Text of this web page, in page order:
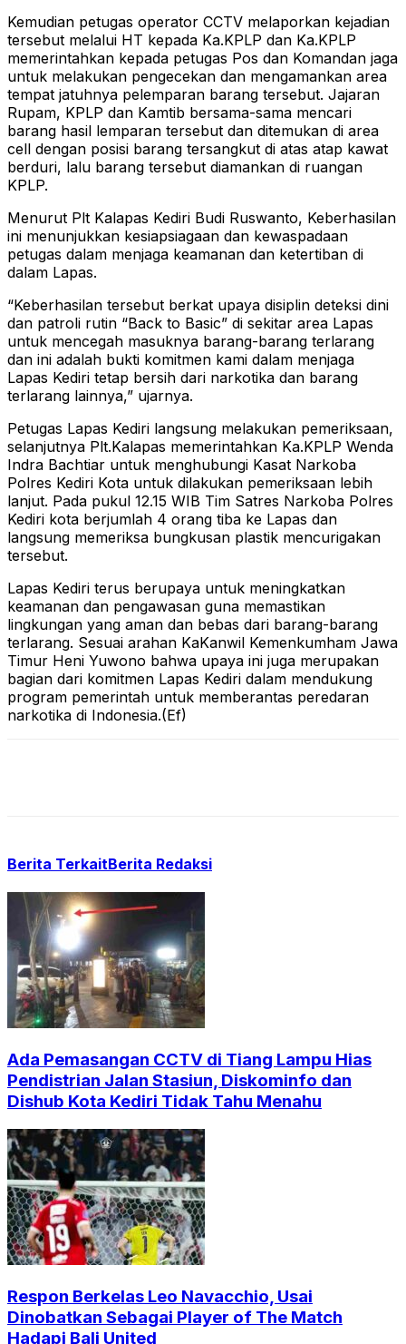
Kemudian petugas operator CCTV melaporkan kejadian
tersebut melalui HT kepada Ka.KPLP dan Ka.KPLP
memerintahkan kepada petugas Pos dan Komandan jaga
untuk melakukan pengecekan dan mengamankan area
tempat jatuhnya pelemparan barang tersebut. Jajaran
Rupam, KPLP dan Kamtib bersama-sama mencari
barang hasil lemparan tersebut dan ditemukan di area
cell dengan posisi barang tersangkut di atas atap kawat
berduri, lalu barang tersebut diamankan di ruangan
KPLP.
Menurut Plt Kalapas Kediri Budi Ruswanto, Keberhasilan
ini menunjukkan kesiapsiagaan dan kewaspadaan
petugas dalam menjaga keamanan dan ketertiban di
dalam Lapas.
“Keberhasilan tersebut berkat upaya disiplin deteksi dini
dan patroli rutin “Back to Basic” di sekitar area Lapas
untuk mencegah masuknya barang-barang terlarang
dan ini adalah bukti komitmen kami dalam menjaga
Lapas Kediri tetap bersih dari narkotika dan barang
terlarang lainnya,” ujarnya.
Petugas Lapas Kediri langsung melakukan pemeriksaan,
selanjutnya Plt.Kalapas memerintahkan Ka.KPLP Wenda
Indra Bachtiar untuk menghubungi Kasat Narkoba
Polres Kediri Kota untuk dilakukan pemeriksaan lebih
lanjut. Pada pukul 12.15 WIB Tim Satres Narkoba Polres
Kediri kota berjumlah 4 orang tiba ke Lapas dan
langsung memeriksa bungkusan plastik mencurigakan
tersebut.
Lapas Kediri terus berupaya untuk meningkatkan
keamanan dan pengawasan guna memastikan
lingkungan yang aman dan bebas dari barang-barang
terlarang. Sesuai arahan KaKanwil Kemenkumham Jawa
Timur Heni Yuwono bahwa upaya ini juga merupakan
bagian dari komitmen Lapas Kediri dalam mendukung
program pemerintah untuk memberantas peredaran
narkotika di Indonesia.(Ef)
Berita TerkaitBerita Redaksi
Ada Pemasangan CCTV di Tiang Lampu Hias
Pendistrian Jalan Stasiun, Diskominfo dan
Dishub Kota Kediri Tidak Tahu Menahu
Respon Berkelas Leo Navacchio, Usai
Dinobatkan Sebagai Player of The Match
Hadapi Bali United